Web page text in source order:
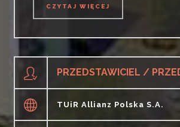
CZYTAJ WIĘCEJ
PRZEDSTAWICIEL /
TUiR Allianz Polska S.A.